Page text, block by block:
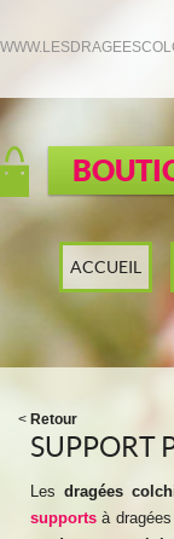
ACCUEIL
< Retour
SUPPORT
Les dragées
supports à